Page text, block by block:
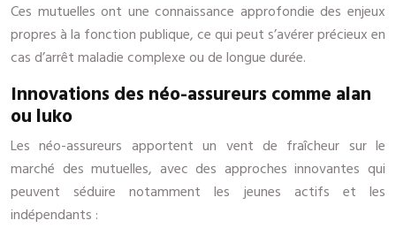
Ces mutuelles ont une connaissance approfondie des enjeux
propres à la fonction publique, ce qui peut s’avérer précieux en
cas d’arrêt maladie complexe ou de longue durée.
Innovations des néo-assureurs comme alan
ou luko
Les néo-assureurs apportent un vent de fraîcheur sur le
marché des mutuelles, avec des approches innovantes qui
peuvent séduire notamment les jeunes actifs et les
indépendants :